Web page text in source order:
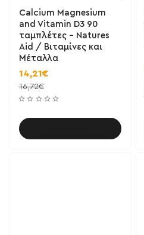
Calcium Magnesium
and Vitamin D3 90
ταμπλέτες - Natures
Aid / Βιταμίνες και
Μέταλλα
14,21€
16,72€